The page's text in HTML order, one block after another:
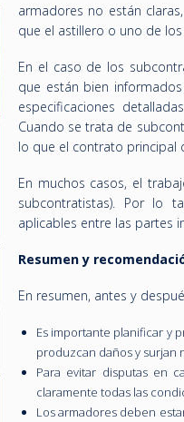
armadores no están
que el astillero o uno de
En el caso de los
que están bien
especificaciones
Cuando se trata de
lo que el contrato principal
En muchos casos, el
subcontratistas). Por lo
aplicables entre las partes
Resumen y
En resumen, antes y
Es importante planificar y
produzcan daños y surjan
Para evitar disputas en
claramente todas las
Los armadores deben